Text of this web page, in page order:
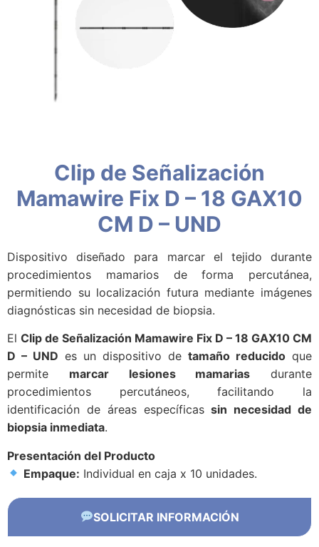
Clip de Señalización
Mamawire Fix D – 18 GAX10
CM D – UND
Dispositivo diseñado para marcar el tejido durante
procedimientos mamarios de forma percutánea,
permitiendo su localización futura mediante imágenes
diagnósticas sin necesidad de biopsia.
El Clip de Señalización Mamawire Fix D – 18 GAX10 CM
D – UND es un dispositivo de tamaño reducido que
permite marcar lesiones mamarias durante
procedimientos percutáneos, facilitando la
identificación de áreas específicassin necesidad de
biopsia inmediata.
Presentación del Producto
Empaque: Individual en caja x 10 unidades.
SOLICITAR INFORMACIÓN